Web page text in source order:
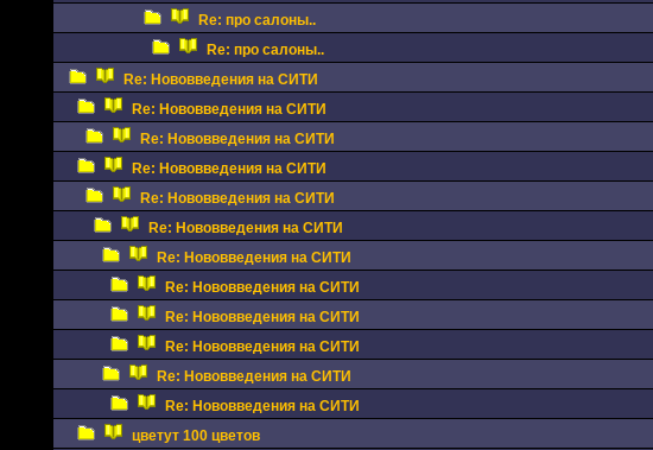
Re: про салоны..
Re: про салоны..
Re: Нововведения на СИТИ
Re: Нововведения на СИТИ
Re: Нововведения на СИТИ
Re: Нововведения на СИТИ
Re: Нововведения на СИТИ
Re: Нововведения на СИТИ
Re: Нововведения на СИТИ
Re: Нововведения на СИТИ
Re: Нововведения на СИТИ
Re: Нововведения на СИТИ
Re: Нововведения на СИТИ
Re: Нововведения на СИТИ
цветут 100 цветов